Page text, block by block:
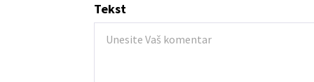
Tekst